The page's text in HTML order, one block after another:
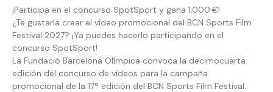
¡Participa en el concurso SpotSport y gana 1.000 €!
¿Te gustaría crear el vídeo promocional del BCN Sports Film
Festival 2027? ¡Ya puedes hacerlo participando en el
concurso SpotSport!
La Fundació Barcelona Olímpica convoca la decimocuarta
edición del concurso de vídeos para la campaña
promocional de la 17ª edición del BCN Sports Film Festival.